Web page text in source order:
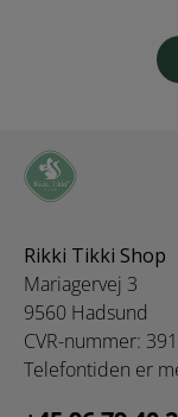
Rikki Tikki Shop
Mariagervej 3
9560 Hadsund
CVR-nummer:
Telefontiden er